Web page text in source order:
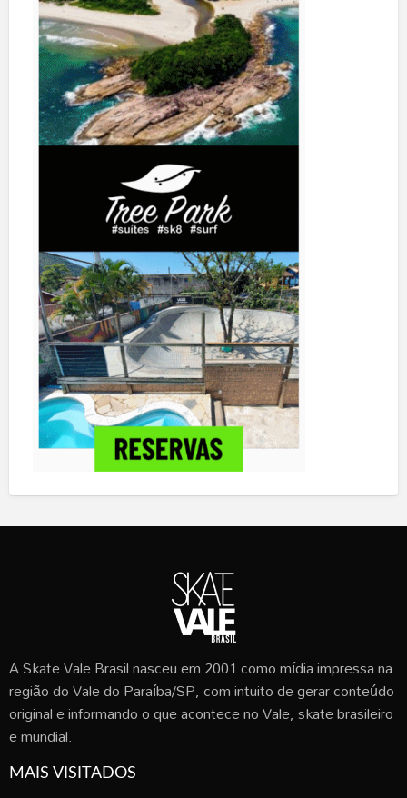
A Skate Vale Brasil nasceu em 2001 como mídia impressa na
região do Vale do Paraíba/SP, com intuito de gerar conteúdo
original e informando o que acontece no Vale, skate brasileiro
e mundial.
MAIS VISITADOS